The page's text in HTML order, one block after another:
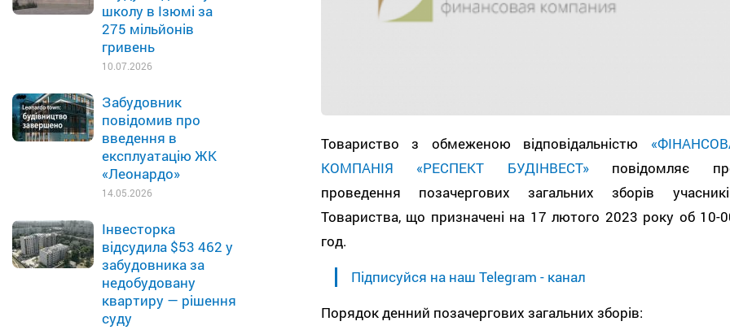
школу в Ізюмі за
275 мільйонів
гривень
10.07.2026
Забудовник
повідомив про
введення в
експлуатацію ЖК
«Леонардо»
14.05.2026
Інвесторка
відсудила $53 462 у
забудовника за
недобудовану
квартиру — рішення
суду
Товариство з обмеженою відповідальністю
КОМПАНІЯ «РЕСПЕКТ БУДІНВЕСТ»повідомляє
проведення позачергових загальних зборів
Товариства, що призначені на 17 лютого 2023 року об 10-
год.
Підписуйся на наш Telegram - канал
Порядок денний позачергових загальних зборів: